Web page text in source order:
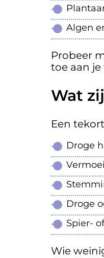
Algen
Probeer
toe aan
Wat
Een
Droge
Droge
Spier-
Wie